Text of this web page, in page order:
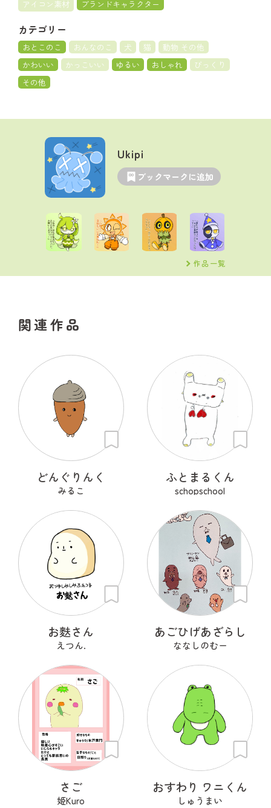
アイコン素材
ブランドキャラクター
カテゴリー
おとこのこ おんなのこ 犬 猫
動物 その他
かわいい
かっこいい ゆるい おしゃれ
びっくり
その他
Ukipi
ブックマークに追加
作品一覧
関連作品
どんぐりんく
みるこ
ふとまるくん
schopschool
お麩さん
えつん.
あごひげあざらし
ななしのむー
さご
姫Kuro
おすわり ワニくん
しゅうまい